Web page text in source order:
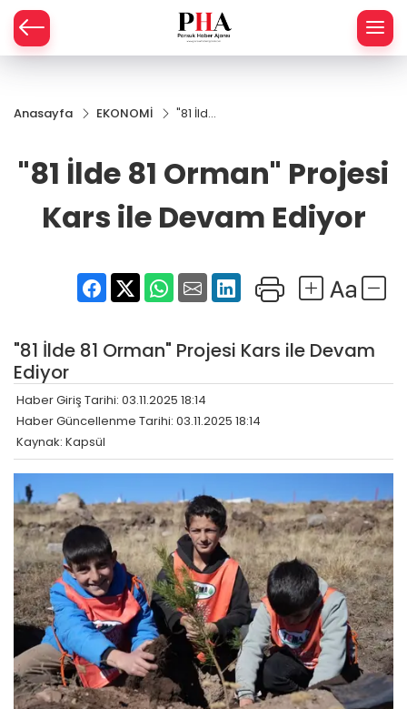
HABER
Anasayfa EKONOMİ
"81 İlde
Projesi
Kars ile
Ediyor
"81 İlde 81 Orman" Projesi
Kars ile Devam Ediyor
"81 İlde 81 Orman" Projesi Kars ile Devam
Ediyor
Haber Giriş Tarihi: 03.11.2025 18:14
Haber Güncellenme Tarihi: 03.11.2025 18:14
Kaynak: Kapsül